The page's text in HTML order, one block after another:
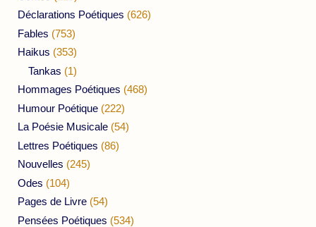
Déclarations Poétiques (626)
Fables (753)
Haikus (353)
Tankas (1)
Hommages Poétiques (468)
Humour Poétique (222)
La Poésie Musicale (54)
Lettres Poétiques (86)
Nouvelles (245)
Odes (104)
Pages de Livre (54)
Pensées Poétiques (534)